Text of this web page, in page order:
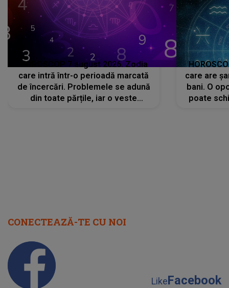
HOROSCOP 7 august 2026. Zodia
care intră într-o perioadă marcată
de încercări. Problemele se adună
din toate părțile, iar o veste
care are
bani. O
poate
CONECTEAZĂ-TE CU NOI
LikeFacebook